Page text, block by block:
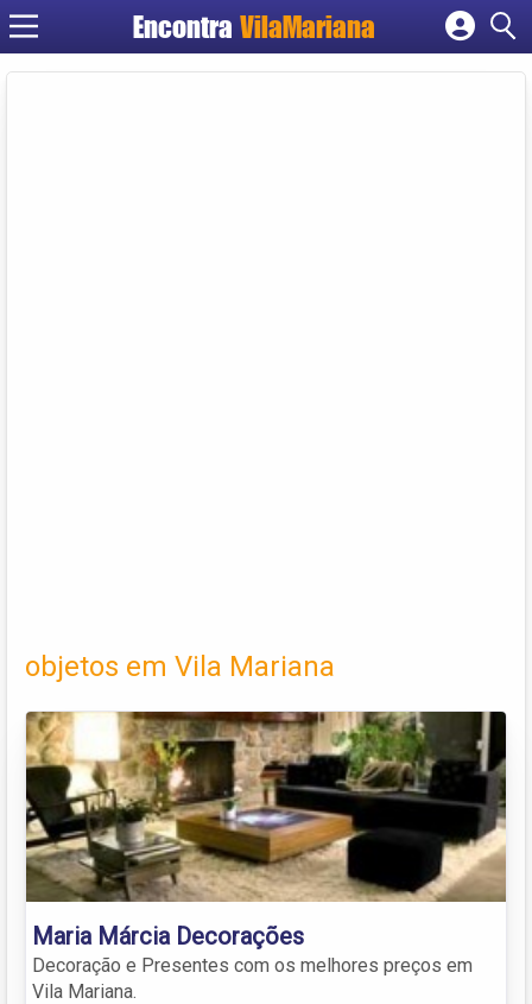
EncontraVilaMariana
Cadastrar empresa
objetos em Vila Mariana
Maria Márcia Decorações
Decoração e Presentes com os melhores preços em
Vila Mariana.